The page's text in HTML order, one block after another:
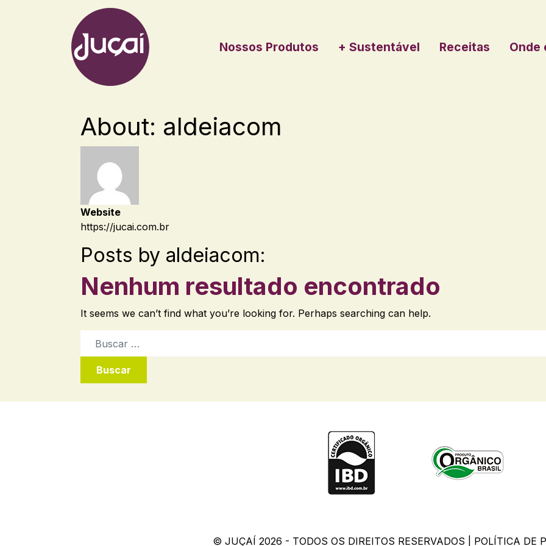
Main Navigation Nossos Produtos + Sustentável Receitas Onde
About: aldeiacom
Website
https://jucai.com.br
Posts by aldeiacom:
Nenhum resultado encontrado
It seems we can’t find what you’re looking for. Perhaps searching can help.
Buscar
© JUÇAÍ 2026 - TODOS OS DIREITOS RESERVADOS | POLÍTICA DE